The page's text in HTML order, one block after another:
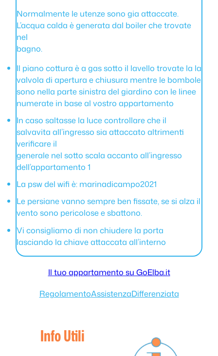
Normalmente le utenze sono gia attaccate.
L’acqua calda è generata dal boiler che trovate
nel
bagno.
Il piano cottura è a gas sotto il lavello trovate la la
valvola di apertura e chiusura mentre le bombole
sono nella parte sinistra del giardino con le linee
numerate in base al vostro appartamento
In caso saltasse la luce controllare che il
salvavita all’ingresso sia attaccato altrimenti
verificare il
generale nel sotto scala accanto all’ingresso
dell’appartamento 1
La psw del wifi è: marinadicampo2021
Le persiane vanno sempre ben fissate, se si alza il
vento sono pericolose e sbattono.
Vi consigliamo di non chiudere la porta
lasciando la chiave attaccata all’interno
Il tuo appartamento su GoElba.it
RegolamentoAssistenzaDifferenziata
Info Utili